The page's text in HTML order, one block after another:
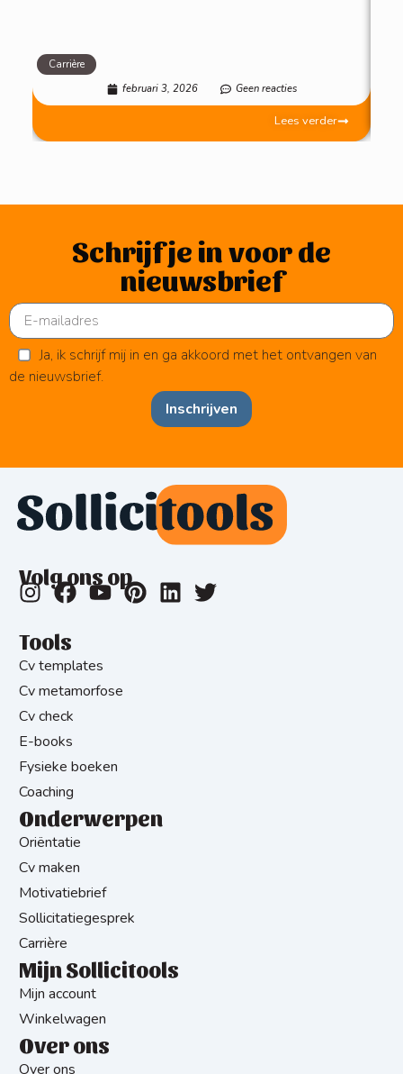
Lees verder
Carrière
februari 3, 2026 Geen reacties
Schrijf je in voor de
nieuwsbrief
Ja, ik schrijf mij in en ga akkoord met het ontvangen van
de nieuwsbrief.
Inschrijven
Volg ons op
Tools
Cv templates
Cv metamorfose
Cv check
E-books
Fysieke boeken
Coaching
Onderwerpen
Oriëntatie
Cv maken
Motivatiebrief
Sollicitatiegesprek
Carrière
Mijn Sollicitools
Mijn account
Winkelwagen
Over ons
Over ons